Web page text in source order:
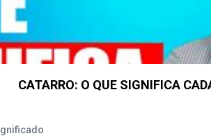
CATARRO: O QUE SIGNIFICA